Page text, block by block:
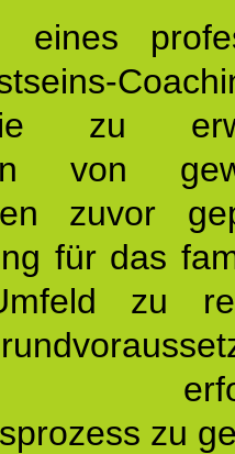
eines
zu
von
zuvor
für das
zu
zu